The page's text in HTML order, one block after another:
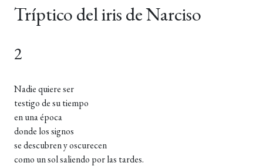
Tríptico del iris de Narciso
2
Nadie quiere ser
testigo de su tiempo
en una época
donde los signos
se descubren y oscurecen
como un sol saliendo por las tardes.